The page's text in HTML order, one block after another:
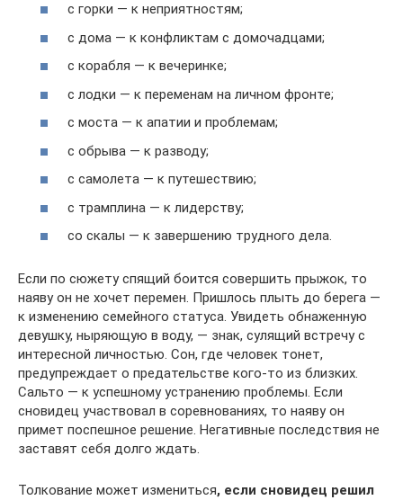
с горки — к неприятностям;
с дома — к конфликтам с домочадцами;
с корабля — к вечеринке;
с лодки — к переменам на личном фронте;
с моста — к апатии и проблемам;
с обрыва — к разводу;
с самолета — к путешествию;
с трамплина — к лидерству;
со скалы — к завершению трудного дела.
Если по сюжету спящий боится совершить прыжок, то
наяву он не хочет перемен. Пришлось плыть до берега —
к изменению семейного статуса. Увидеть обнаженную
девушку, ныряющую в воду, — знак, сулящий встречу с
интересной личностью. Сон, где человек тонет,
предупреждает о предательстве кого-то из близких.
Сальто — к успешному устранению проблемы. Если
сновидец участвовал в соревнованиях, то наяву он
примет поспешное решение. Негативные последствия не
заставят себя долго ждать.
Толкование может измениться, если сновидец решил